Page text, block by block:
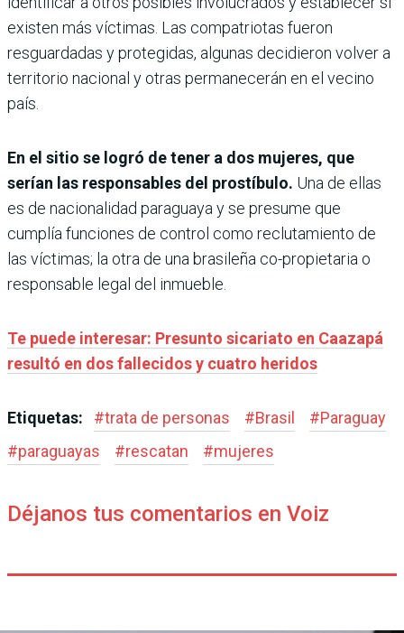
existen más víctimas. Las compatriotas fueron
resguardadas y protegidas, algunas decidieron volver a
territorio nacional y otras permanecerán en el vecino
país.
En el sitio se logró de tener a dos mujeres, que
serían las responsables del prostíbulo. Una de ellas
es de nacionalidad paraguaya y se presume que
cumplía funciones de control como reclutamiento de
las víctimas; la otra de una brasileña co-propietaria o
responsable legal del inmueble.
Te puede interesar: Presunto sicariato en Caazapá
resultó en dos fallecidos y cuatro heridos
Etiquetas: #trata de personas #Brasil #Paraguay
#paraguayas #rescatan #mujeres
Déjanos tus comentarios en Voiz